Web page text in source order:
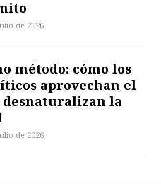
de 2026
método: cómo los
aprovechan el
desnaturalizan la
de 2026